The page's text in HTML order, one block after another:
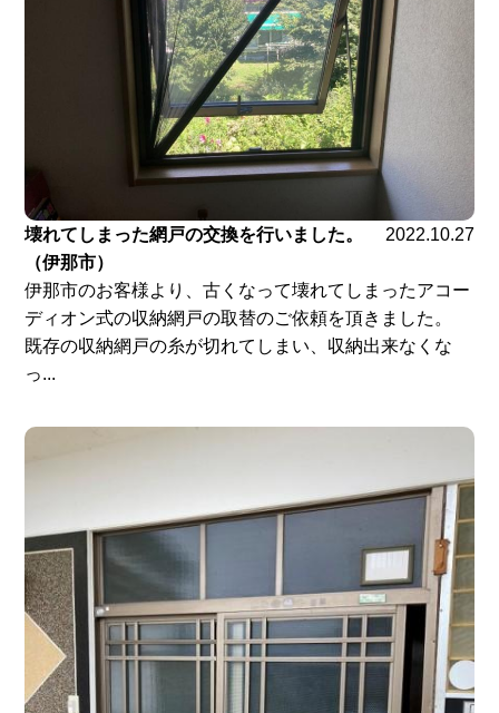
壊れてしまった網戸の交換を行いました。
（伊那市）
2022.10.27
伊那市のお客様より、古くなって壊れてしまったアコー
ディオン式の収納網戸の取替のご依頼を頂きました。
既存の収納網戸の糸が切れてしまい、収納出来なくな
っ...